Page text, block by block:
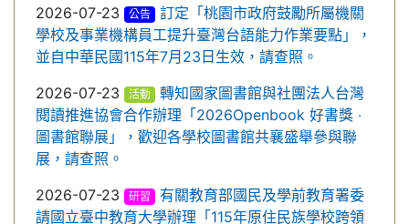
2026-07-23
公告
訂定「桃園市政府鼓勵所屬機關
學校及事業機構員工提升臺灣台語能力作業要點」，
並自中華民國115年7月23日生效，請查照。
2026-07-23
活動
轉知國家圖書館與社團法人台灣
閱讀推進協會合作辦理「2026Openbook 好書獎 ‧
圖書館聯展」，歡迎各學校圖書館共襄盛舉參與聯
展，請查照。
2026-07-23
研習
有關教育部國民及學前教育署委
請國立臺中教育大學辦理「115年原住民族學校跨領